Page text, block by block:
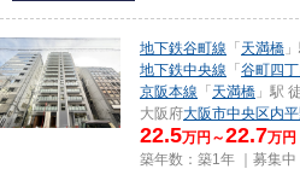
地下鉄谷町線 「 天満橋
地下鉄中央線 「 谷町四丁
京阪本線 「 天満橋 」駅
大阪府大阪市中央区内
22.5万円～22.7万円
築年数：築1年 ｜募集中